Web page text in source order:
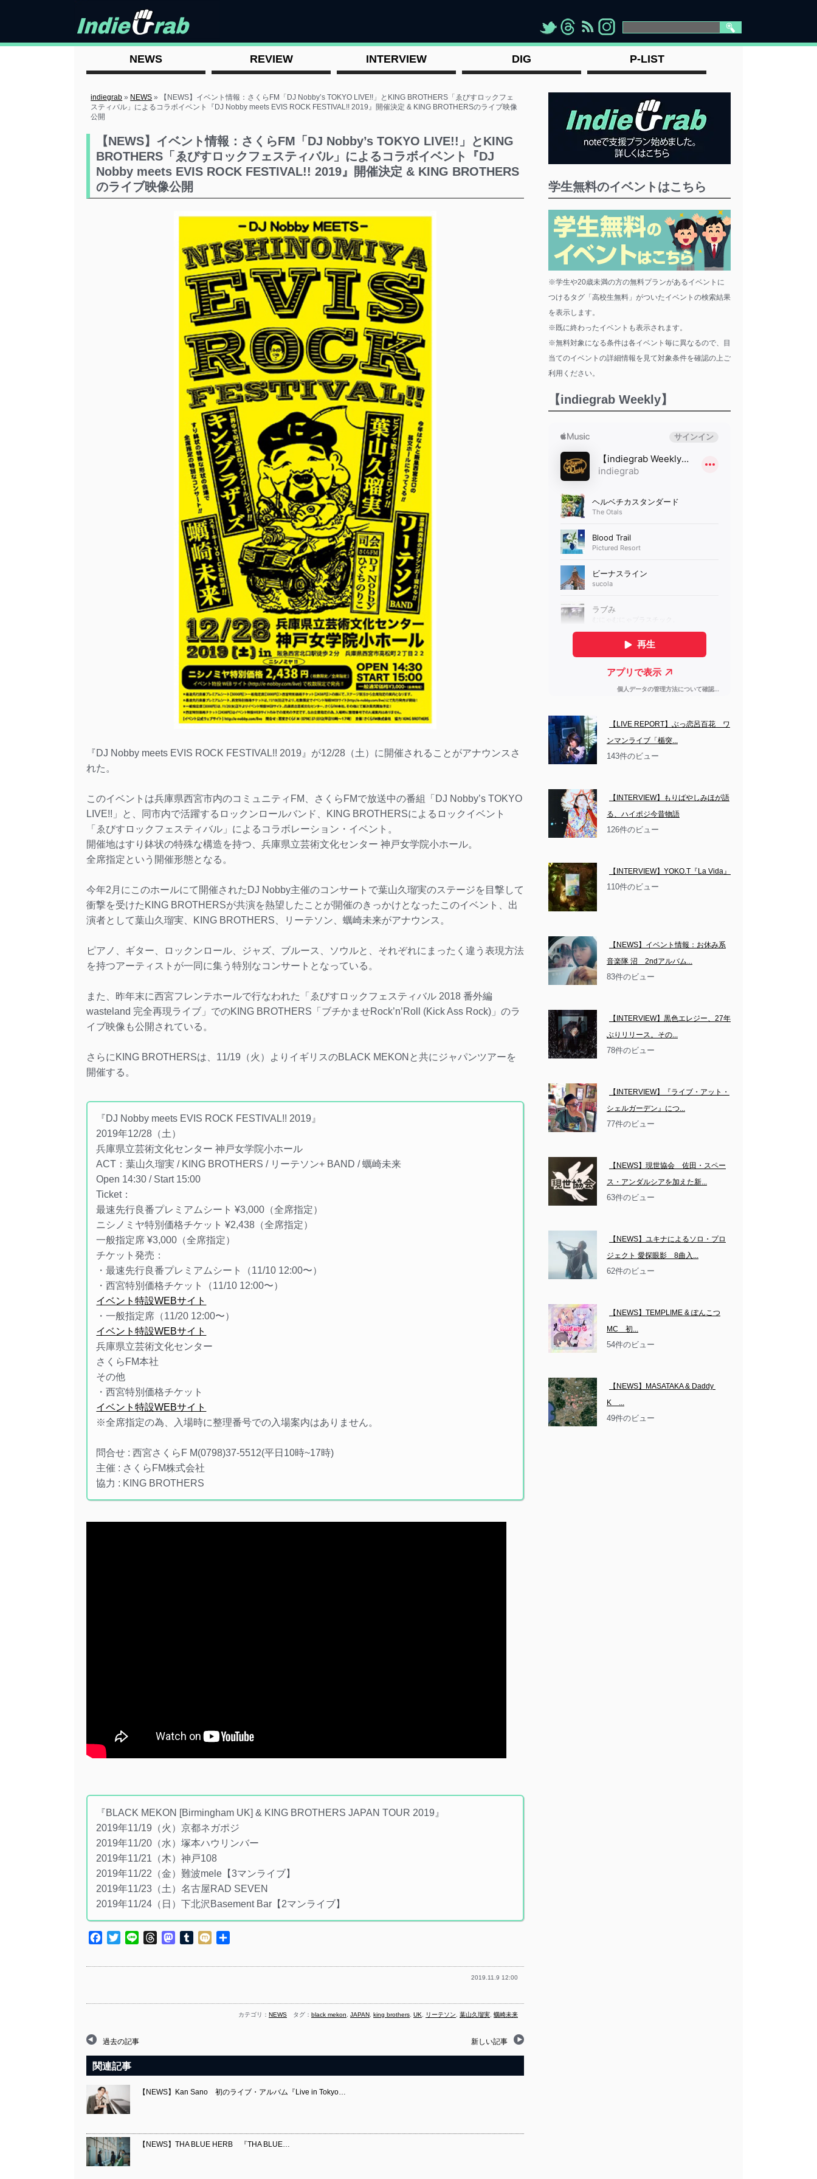
"> "> "> " >
NEWS REVIEW INTERVIEW DIG P-LIST
indiegrab » NEWS »
【NEWS】イベント情報：さくらFM「DJ Nobby’s TOKYO LIVE!!」とKING BROTHERS「ゑびすロックフェ
スティバル」によるコラボイベント『DJ Nobby meets EVIS ROCK FESTIVAL!! 2019』開催決定 & KING BROTHERSのライブ映像
公開
【NEWS】イベント情報：さくらFM「DJ Nobby’s TOKYO LIVE!!」とKING
BROTHERS「ゑびすロックフェスティバル」によるコラボイベント『DJ
Nobby meets EVIS ROCK FESTIVAL!! 2019』開催決定 & KING BROTHERS
のライブ映像公開
『DJ Nobby meets EVIS ROCK FESTIVAL!! 2019』が12/28（土）に開催されることがアナウンスさ
れた。
このイベントは兵庫県西宮市内のコミュニティFM、さくらFMで放送中の番組「DJ Nobby’s TOKYO
LIVE!!」と、同市内で活躍するロックンロールバンド、KING BROTHERSによるロックイベント
「ゑびすロックフェスティバル」によるコラボレーション・イベント。
開催地はすり鉢状の特殊な構造を持つ、兵庫県立芸術文化センター 神戸女学院小ホール。
全席指定という開催形態となる。
今年2月にこのホールにて開催されたDJ Nobby主催のコンサートで葉山久瑠実のステージを目撃して
衝撃を受けたKING BROTHERSが共演を熱望したことが開催のきっかけとなったこのイベント、出
演者として葉山久瑠実、KING BROTHERS、リーテソン、蠣崎未来がアナウンス。
ピアノ、ギター、ロックンロール、ジャズ、ブルース、ソウルと、それぞれにまったく違う表現方法
を持つアーティストが一同に集う特別なコンサートとなっている。
また、昨年末に西宮フレンテホールで行なわれた「ゑびすロックフェスティバル 2018 番外編
wasteland 完全再現ライブ」でのKING BROTHERS「ブチかませRock’n’Roll (Kick Ass Rock)」のラ
イブ映像も公開されている。
さらにKING BROTHERSは、11/19（火）よりイギリスのBLACK MEKONと共にジャパンツアーを
開催する。
『DJ Nobby meets EVIS ROCK FESTIVAL!! 2019』
2019年12/28（土）
兵庫県立芸術文化センター 神戸女学院小ホール
ACT：葉山久瑠実 / KING BROTHERS / リーテソン+ BAND / 蠣崎未来
Open 14:30 / Start 15:00
Ticket：
最速先行良番プレミアムシート ¥3,000（全席指定）
ニシノミヤ特別価格チケット ¥2,438（全席指定）
一般指定席 ¥3,000（全席指定）
チケット発売：
・最速先行良番プレミアムシート（11/10 12:00〜）
・西宮特別価格チケット（11/10 12:00〜）
イベント特設WEBサイト
・一般指定席（11/20 12:00〜）
イベント特設WEBサイト
兵庫県立芸術文化センター
さくらFM本社
その他
・西宮特別価格チケット
イベント特設WEBサイト
※全席指定の為、入場時に整理番号での入場案内はありません。
問合せ : 西宮さくらF M(0798)37-5512(平日10時~17時)
主催 : さくらFM株式会社
協力 : KING BROTHERS
『BLACK MEKON [Birmingham UK] & KING BROTHERS JAPAN TOUR 2019』
2019年11/19（火）京都ネガポジ
2019年11/20（水）塚本ハウリンバー
2019年11/21（木）神戸108
2019年11/22（金）難波mele【3マンライブ】
2019年11/23（土）名古屋RAD SEVEN
2019年11/24（日）下北沢Basement Bar【2マンライブ】
Facebook
TwitterLine ThreadsMastodon
TumblrMixi
2019.11.9 12:00
カテゴリ： NEWS タグ： black mekon JAPAN king brothers UK リーテソン 葉山久瑠実 蠣崎未来
過去の記事 新しい記事
関連記事
【NEWS】Kan Sano 初のライブ・アルバム『Live in Tokyo…
【NEWS】THA BLUE HERB 『THA BLUE…
学生無料のイベントはこちら
※学生や20歳未満の方の無料プランがあるイベントに
つけるタグ「高校生無料」がついたイベントの検索結果
を表示します。
※既に終わったイベントも表示されます。
※無料対象になる条件は各イベント毎に異なるので、目
当てのイベントの詳細情報を見て対象条件を確認の上ご
利用ください。
【indiegrab Weekly】
【LIVE REPORT】ぶっ恋呂百花　ワ
ンマンライブ「楯突...
143件のビュー
【INTERVIEW】もりばやしみほが語
る、ハイポジ今昔物語
126件のビュー
【INTERVIEW】YOKO.T『La Vida』
110件のビュー
【NEWS】イベント情報：お休み系
音楽隊 沼　2ndアルバム...
83件のビュー
【INTERVIEW】黒色エレジー、27年
ぶりリリース。その...
78件のビュー
【INTERVIEW】『ライブ・アット・
シェルガーデン』につ...
77件のビュー
【NEWS】現世協会　佐田・スペー
ス・アンダルシアを加えた新...
63件のビュー
【NEWS】ユキナによるソロ・プロ
ジェクト 愛探眼影　8曲入...
62件のビュー
【NEWS】TEMPLIME & ぽんこつ
MC　初...
54件のビュー
【NEWS】MASATAKA & Daddy
K　...
49件のビュー